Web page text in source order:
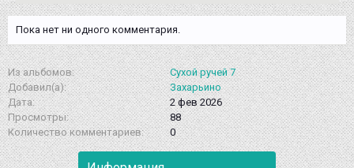
Пока нет ни одного комментария.
Из альбомов:
Сухой ручей 7
Добавил(а):
Захарьино
Дата:
2 фев 2026
Просмотры:
88
Количество комментариев:
0